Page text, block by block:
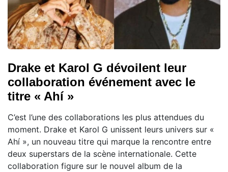
Drake et Karol G dévoilent leur
collaboration événement avec le
titre « Ahí »
C’est l’une des collaborations les plus attendues du
moment. Drake et Karol G unissent leurs univers sur «
Ahí », un nouveau titre qui marque la rencontre entre
deux superstars de la scène internationale. Cette
collaboration figure sur le nouvel album de la